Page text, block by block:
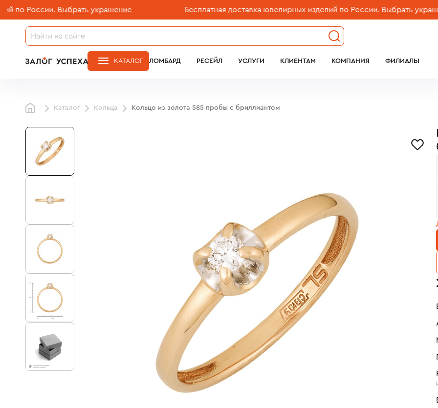
России. Выбрать украшение Бесплатная доставка ювелирных изделий по России. Выбрать украшение
ЛОМБАРД РЕСЕЙЛ УСЛУГИ КЛИЕНТАМ КОМПАНИЯ ФИЛИАЛЫ
КАТАЛОГ
Каталог Кольца Кольцо из золота 585 пробы с бриллиантом